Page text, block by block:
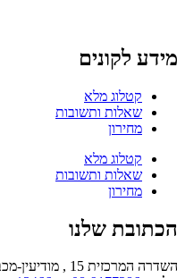
מידע לקונים
קטלוג מלא
שאלות ותשובות
מחירון
קטלוג מלא
שאלות ותשובות
מחירון
הכתובת שלנו
השדרה המרכזית 15 , מודיעין-מכבים-רעות